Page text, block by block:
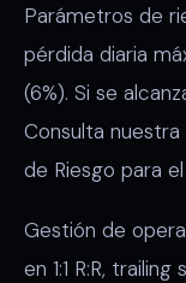
Parámetros de
pérdida diaria
(6%). Si se
Consulta
de Riesgo para
Gestión de
en 1:1 R:R,